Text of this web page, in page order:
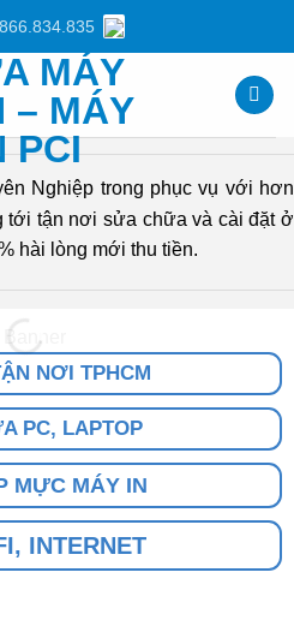
Nghiệp trong phục vụ với hơn
tới tận nơi sửa chữa và cài đặt ở
hài lòng mới thu tiền.
NƠI TPHCM
PC, LAPTOP
MỰC MÁY IN
INTERNET